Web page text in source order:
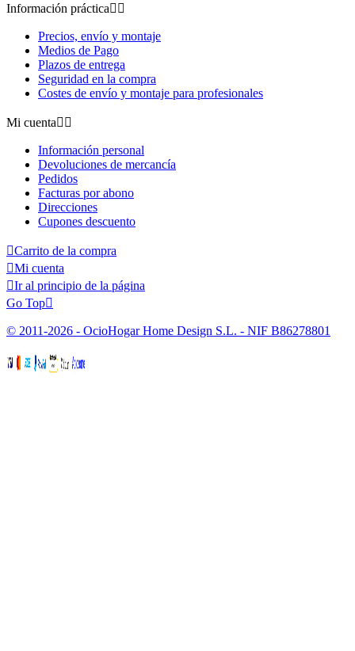
Información práctica 
Precios, envío y montaje
Medios de Pago
Plazos de entrega
Seguridad en la compra
Costes de envío y montaje para profesionales
Mi cuenta 
Información personal
Devoluciones de mercancía
Pedidos
Facturas por abono
Direcciones
Cupones descuento
Carrito de la compra
Mi cuenta
Ir al principio de la página
Go Top
© 2011-2026 - OcioHogar Home Design S.L. - NIF B86278801